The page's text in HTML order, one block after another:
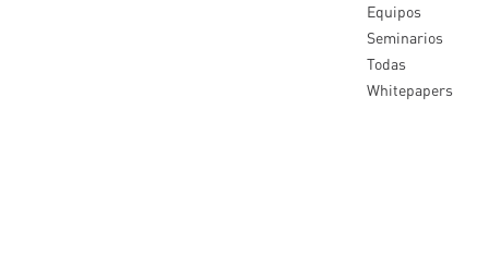
Equipos
Seminarios
Todas
Whitepapers